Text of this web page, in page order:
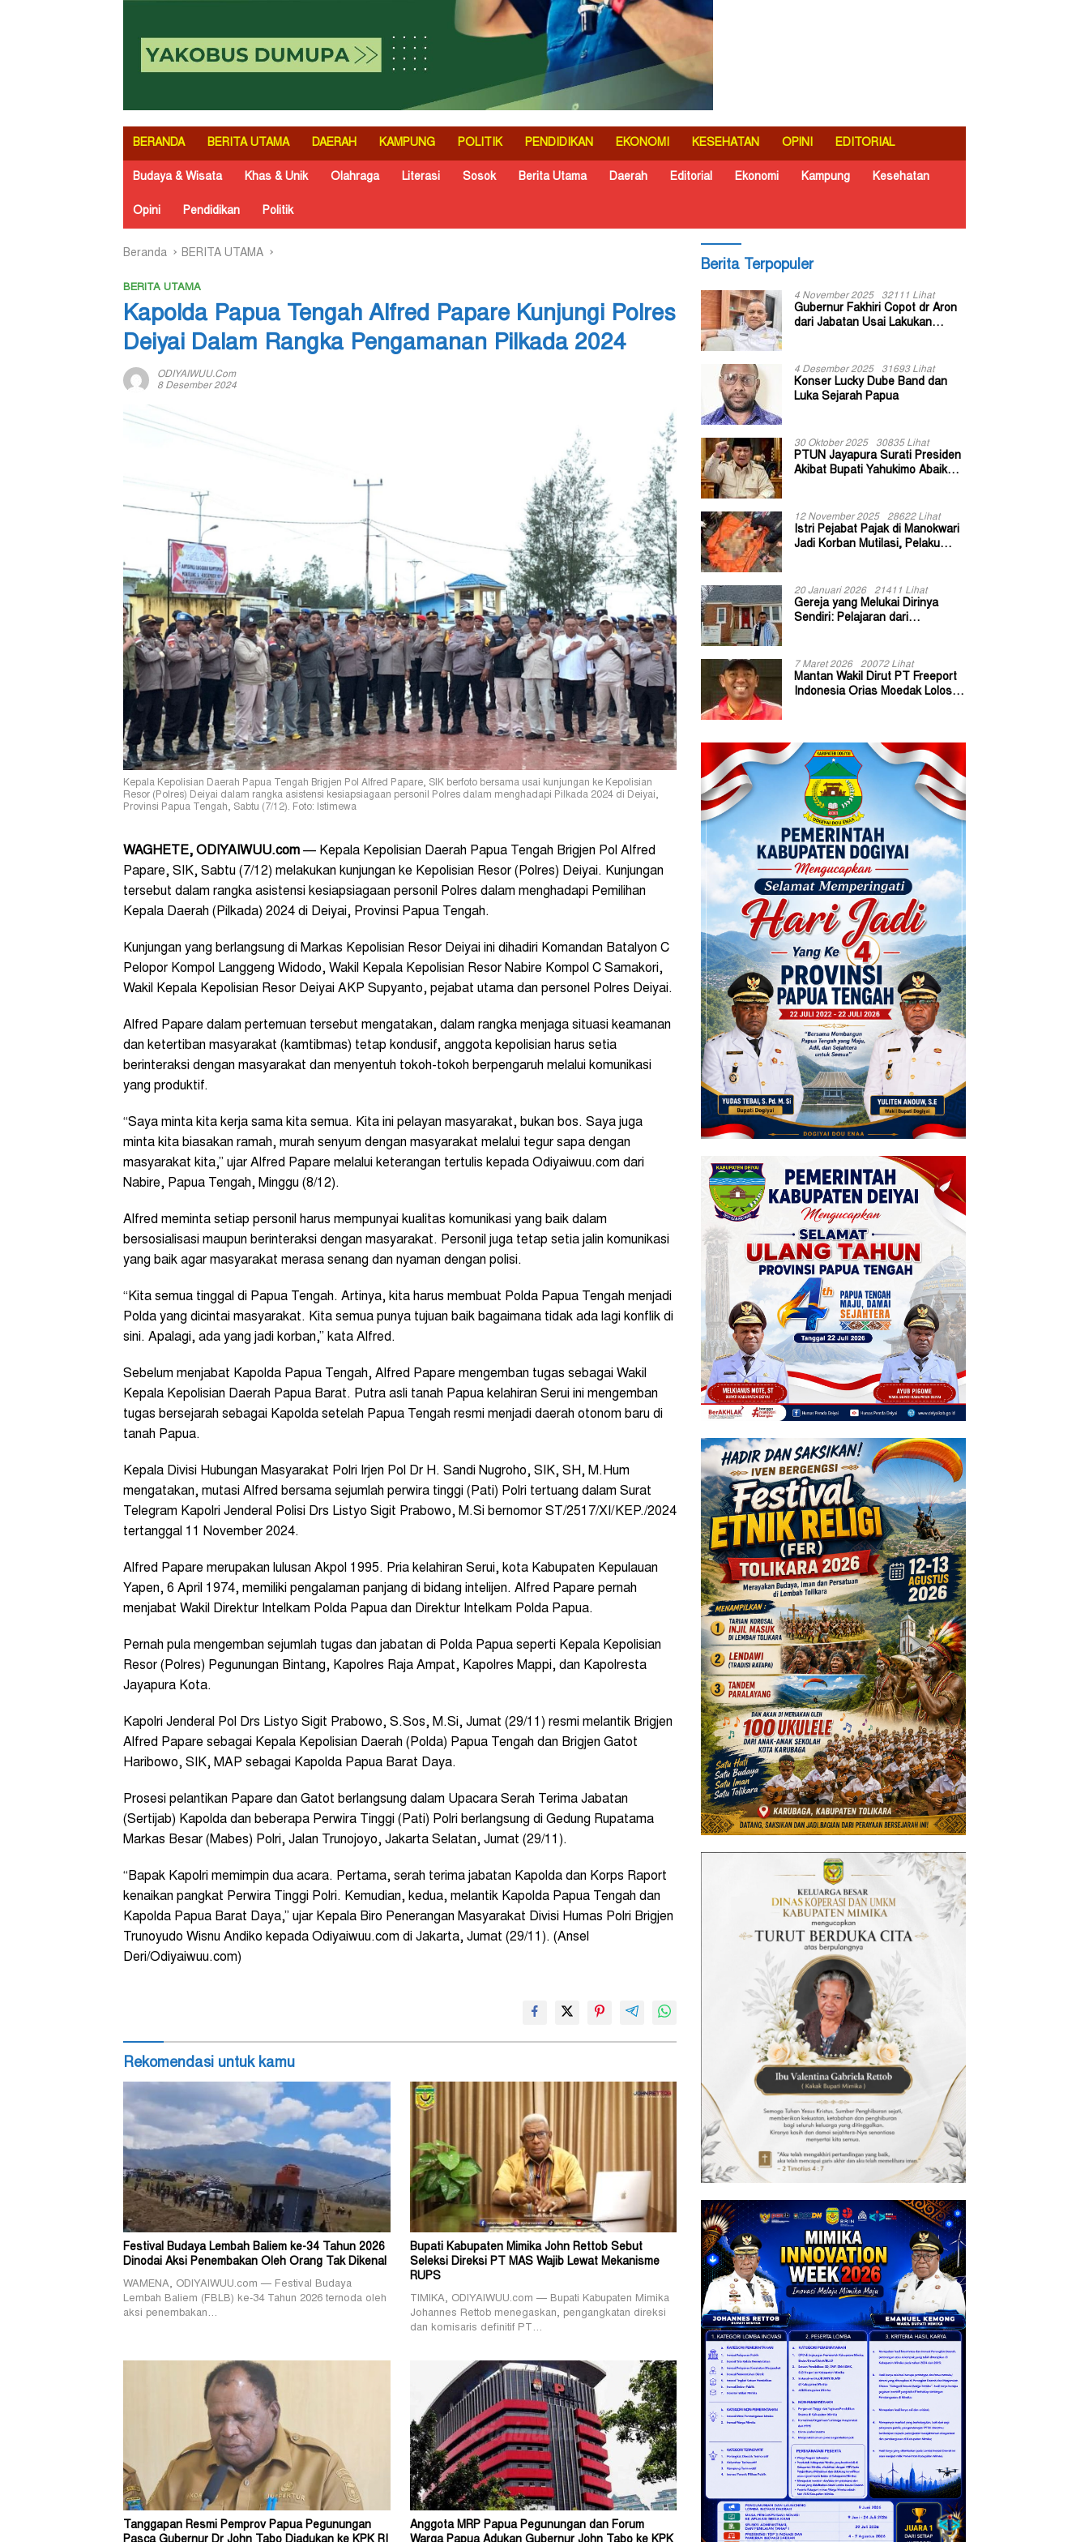
BERANDA BERITA UTAMA DAERAH KAMPUNG POLITIK PENDIDIKAN EKONOMI KESEHATAN OPINI EDITORIAL
Budaya & Wisata Khas & Unik Olahraga Literasi Sosok Berita Utama Daerah Editorial Ekonomi Kampung Kesehatan
Opini Pendidikan Politik
Beranda BERITA UTAMA
BERITA UTAMA
Kapolda Papua Tengah Alfred Papare Kunjungi Polres
Deiyai Dalam Rangka Pengamanan Pilkada 2024
ODIYAIWUU.com
8 Desember 2024
Kepala Kepolisian Daerah Papua Tengah Brigjen Pol Alfred Papare, SIK berfoto bersama usai kunjungan ke Kepolisian
Resor (Polres) Deiyai dalam rangka asistensi kesiapsiagaan personil Polres dalam menghadapi Pilkada 2024 di Deiyai,
Provinsi Papua Tengah, Sabtu (7/12). Foto: Istimewa
WAGHETE, ODIYAIWUU.com — Kepala Kepolisian Daerah Papua Tengah Brigjen Pol Alfred
Papare, SIK, Sabtu (7/12) melakukan kunjungan ke Kepolisian Resor (Polres) Deiyai. Kunjungan
tersebut dalam rangka asistensi kesiapsiagaan personil Polres dalam menghadapi Pemilihan
Kepala Daerah (Pilkada) 2024 di Deiyai, Provinsi Papua Tengah.
Kunjungan yang berlangsung di Markas Kepolisian Resor Deiyai ini dihadiri Komandan Batalyon C
Pelopor Kompol Langgeng Widodo, Wakil Kepala Kepolisian Resor Nabire Kompol C Samakori,
Wakil Kepala Kepolisian Resor Deiyai AKP Supyanto, pejabat utama dan personel Polres Deiyai.
Alfred Papare dalam pertemuan tersebut mengatakan, dalam rangka menjaga situasi keamanan
dan ketertiban masyarakat (kamtibmas) tetap kondusif, anggota kepolisian harus setia
berinteraksi dengan masyarakat dan menyentuh tokoh-tokoh berpengaruh melalui komunikasi
yang produktif.
“Saya minta kita kerja sama kita semua. Kita ini pelayan masyarakat, bukan bos. Saya juga
minta kita biasakan ramah, murah senyum dengan masyarakat melalui tegur sapa dengan
masyarakat kita,” ujar Alfred Papare melalui keterangan tertulis kepada Odiyaiwuu.com dari
Nabire, Papua Tengah, Minggu (8/12).
Alfred meminta setiap personil harus mempunyai kualitas komunikasi yang baik dalam
bersosialisasi maupun berinteraksi dengan masyarakat. Personil juga tetap setia jalin komunikasi
yang baik agar masyarakat merasa senang dan nyaman dengan polisi.
“Kita semua tinggal di Papua Tengah. Artinya, kita harus membuat Polda Papua Tengah menjadi
Polda yang dicintai masyarakat. Kita semua punya tujuan baik bagaimana tidak ada lagi konflik di
sini. Apalagi, ada yang jadi korban,” kata Alfred.
Sebelum menjabat Kapolda Papua Tengah, Alfred Papare mengemban tugas sebagai Wakil
Kepala Kepolisian Daerah Papua Barat. Putra asli tanah Papua kelahiran Serui ini mengemban
tugas bersejarah sebagai Kapolda setelah Papua Tengah resmi menjadi daerah otonom baru di
tanah Papua.
Kepala Divisi Hubungan Masyarakat Polri Irjen Pol Dr H. Sandi Nugroho, SIK, SH, M.Hum
mengatakan, mutasi Alfred bersama sejumlah perwira tinggi (Pati) Polri tertuang dalam Surat
Telegram Kapolri Jenderal Polisi Drs Listyo Sigit Prabowo, M.Si bernomor ST/2517/XI/KEP./2024
tertanggal 11 November 2024.
Alfred Papare merupakan lulusan Akpol 1995. Pria kelahiran Serui, kota Kabupaten Kepulauan
Yapen, 6 April 1974, memiliki pengalaman panjang di bidang intelijen. Alfred Papare pernah
menjabat Wakil Direktur Intelkam Polda Papua dan Direktur Intelkam Polda Papua.
Pernah pula mengemban sejumlah tugas dan jabatan di Polda Papua seperti Kepala Kepolisian
Resor (Polres) Pegunungan Bintang, Kapolres Raja Ampat, Kapolres Mappi, dan Kapolresta
Jayapura Kota.
Kapolri Jenderal Pol Drs Listyo Sigit Prabowo, S.Sos, M.Si, Jumat (29/11) resmi melantik Brigjen
Alfred Papare sebagai Kepala Kepolisian Daerah (Polda) Papua Tengah dan Brigjen Gatot
Haribowo, SIK, MAP sebagai Kapolda Papua Barat Daya.
Prosesi pelantikan Papare dan Gatot berlangsung dalam Upacara Serah Terima Jabatan
(Sertijab) Kapolda dan beberapa Perwira Tinggi (Pati) Polri berlangsung di Gedung Rupatama
Markas Besar (Mabes) Polri, Jalan Trunojoyo, Jakarta Selatan, Jumat (29/11).
“Bapak Kapolri memimpin dua acara. Pertama, serah terima jabatan Kapolda dan Korps Raport
kenaikan pangkat Perwira Tinggi Polri. Kemudian, kedua, melantik Kapolda Papua Tengah dan
Kapolda Papua Barat Daya,” ujar Kepala Biro Penerangan Masyarakat Divisi Humas Polri Brigjen
Trunoyudo Wisnu Andiko kepada Odiyaiwuu.com di Jakarta, Jumat (29/11). (Ansel
Deri/Odiyaiwuu.com)
Rekomendasi untuk kamu
Festival Budaya Lembah Baliem ke-34 Tahun 2026
Dinodai Aksi Penembakan Oleh Orang Tak Dikenal
WAMENA, ODIYAIWUU.com — Festival Budaya
Lembah Baliem (FBLB) ke-34 Tahun 2026 ternoda oleh
aksi penembakan…
Bupati Kabupaten Mimika John Rettob Sebut
Seleksi Direksi PT MAS Wajib Lewat Mekanisme
RUPS
TIMIKA, ODIYAIWUU.com — Bupati Kabupaten Mimika
Johannes Rettob menegaskan, pengangkatan direksi
dan komisaris definitif PT…
Tanggapan Resmi Pemprov Papua Pegunungan
Anggota MRP Papua Pegunungan dan Forum
Berita Terpopuler
4 November 2025 32111 Lihat
Gubernur Fakhiri Copot dr Aron
dari Jabatan Usai Lakukan
4 Desember 2025 31693 Lihat
Konser Lucky Dube Band dan
Luka Sejarah Papua
30 Oktober 2025 30835 Lihat
PTUN Jayapura Surati Presiden
Akibat Bupati Yahukimo Abaikan
12 November 2025 28622 Lihat
Istri Pejabat Pajak di Manokwari
Jadi Korban Mutilasi, Pelaku
20 Januari 2026 21411 Lihat
Gereja yang Melukai Dirinya
Sendiri: Pelajaran dari
7 Maret 2026 20072 Lihat
Mantan Wakil Dirut PT Freeport
Indonesia Orias Moedak Lolos